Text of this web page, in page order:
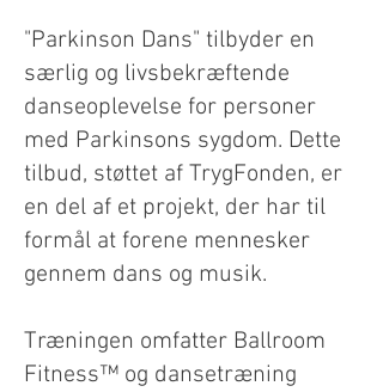
"Parkinson Dans" tilbyder en
særlig og livsbekræftende
danseoplevelse for personer
med Parkinsons sygdom. Dette
tilbud, støttet af TrygFonden, er
en del af et projekt, der har til
formål at forene mennesker
gennem dans og musik.
Træningen omfatter Ballroom
Fitness™ og dansetræning